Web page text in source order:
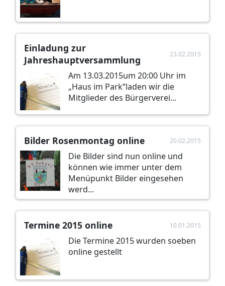
Einladung zur
Jahreshauptversammlung
23.02.2015
Am 13.03.2015um 20:00 Uhr im
„Haus im Park“laden wir die
Mitglieder des Bürgerverei...
Bilder Rosenmontag online 20.02.2015
Die Bilder sind nun online und
können wie immer unter dem
Menüpunkt Bilder eingesehen
werd...
Termine 2015 online 10.01.2015
Die Termine 2015 wurden soeben
online gestellt